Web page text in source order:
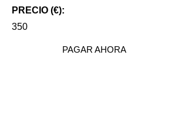
PRECIO (€):
350
PAGAR AHORA